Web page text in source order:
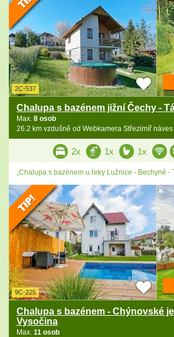
2C-537
Chalupa s bazénem jižní Čechy -
Max. 8 osob
26.2 km vzdušně od Webkamera Střezimíř náves
2x 1x 1x
„Chalupa s bazénem u řeky Lužnice - Bechyně -
9C-225
Chalupa s bazénem - Chýnovské
Vysočina
Max. 11 osob